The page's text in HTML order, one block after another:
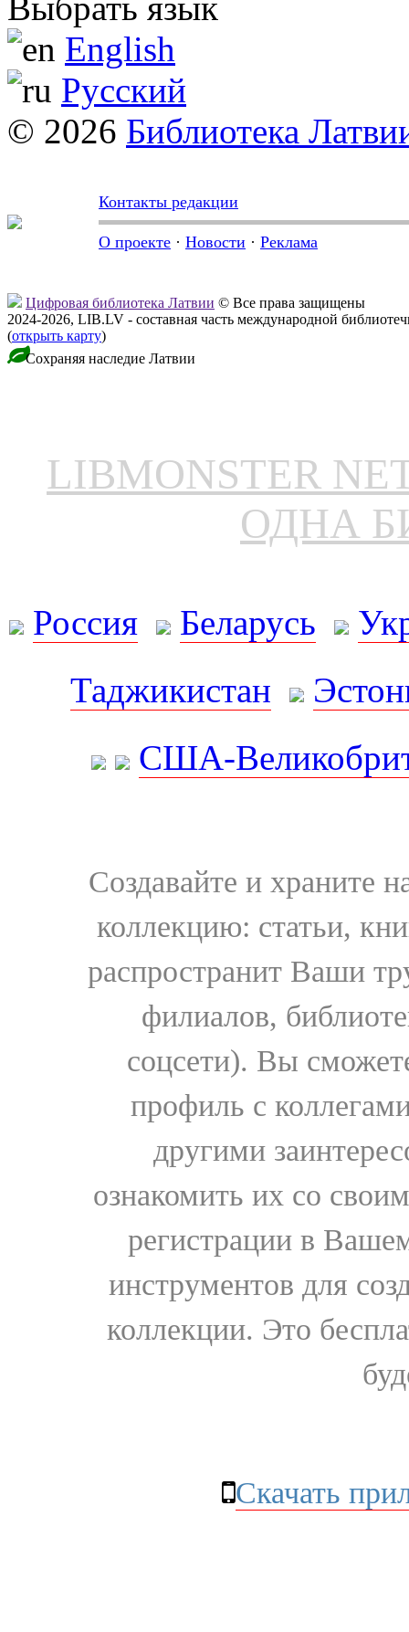
English
Русский
© 2026 Библиотека
Контакты редакции
О проекте · Новости · Реклама
Цифровая библиотека Латвии © Все права защищены
2024-2026, LIB.LV - составная часть международной
(открыть карту)
Сохраняя наследие Латвии
LIBMONSTER
ОДНА
Россия Беларусь
Таджикистан
США-
Создавайте и храните
коллекцию: статьи,
распространит Ваши
филиалов,
соцсети). Вы
профиль с
другими
ознакомить их со
регистрации в
инструментов для
коллекции. Это
Скачать